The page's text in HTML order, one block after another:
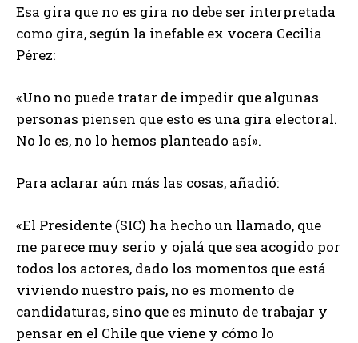
Esa gira que no es gira no debe ser interpretada
como gira, según la inefable ex vocera Cecilia
Pérez:
«Uno no puede tratar de impedir que algunas
personas piensen que esto es una gira electoral.
No lo es, no lo hemos planteado así».
Para aclarar aún más las cosas, añadió:
«El Presidente (SIC) ha hecho un llamado, que
me parece muy serio y ojalá que sea acogido por
todos los actores, dado los momentos que está
viviendo nuestro país, no es momento de
candidaturas, sino que es minuto de trabajar y
pensar en el Chile que viene y cómo lo